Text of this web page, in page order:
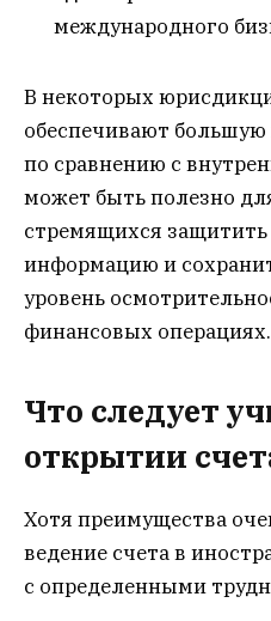
международного
В некоторых
обеспечивают
по сравнению с
может быть полезно
стремящихся
информацию и
уровень
финансовых операциях.
Что следует
открытии
Хотя преимущества
ведение счета в
с определенными